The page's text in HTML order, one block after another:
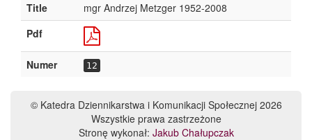
Title
mgr Andrzej Metzger 1952-2008
Pdf
Numer 12
© Katedra Dziennikarstwa i Komunikacji Społecznej 2026
Wszystkie prawa zastrzeżone
Stronę wykonał: Jakub Chałupczak